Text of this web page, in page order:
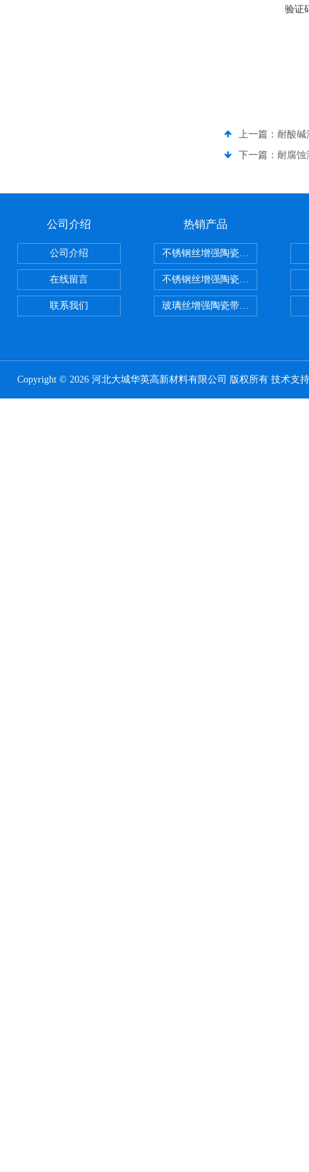
验证
上一篇： 耐酸
下一篇： 耐腐蚀
公司介绍
公司介绍
在线留言
联系我们
热销产品
不锈钢丝增强陶瓷纤维布，陶瓷布
不锈钢丝增强陶瓷纤维布应用范围
玻璃丝增强陶瓷带，硅酸铝纤维
Copyright © 2026 河北大城华英高新材料有限公司 版权所有 技术支